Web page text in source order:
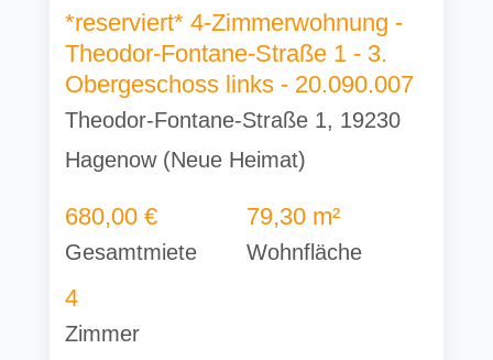
*reserviert* 4-Zimmerwohnung -
Theodor-Fontane-Straße 1 - 3.
Obergeschoss links - 20.090.007
Theodor-Fontane-Straße 1, 19230
Hagenow (Neue Heimat)
680,00 €
Gesamtmiete
79,30 m²
Wohnfläche
4
Zimmer